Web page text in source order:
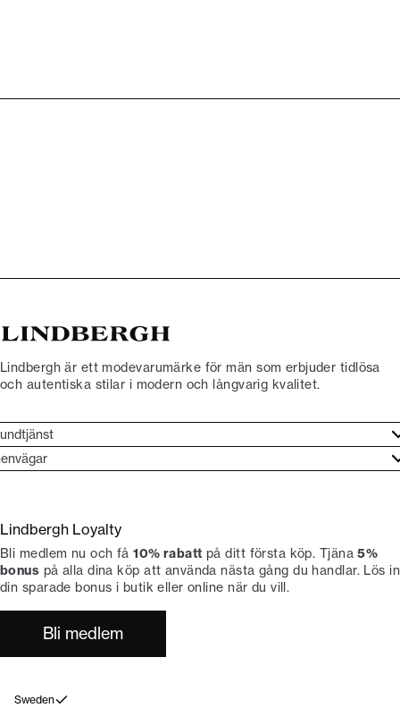
Lindbergh är ett modevarumärke för män som erbjuder tidlösa
och autentiska stilar i modern och långvarig kvalitet.
köp
Lindbergh-ambassadör
Lindbergh Loyalty
Bli medlem nu och få10% rabatt på ditt första köp. Tjäna5%
bonus på alla dina köp att använda nästa gång du handlar. Lös in
din sparade bonus i butik eller online när du vill.
Bli medlem
Sweden